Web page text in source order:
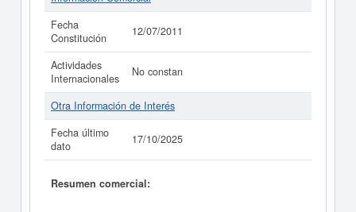
Fecha
Constitución
12/07/2011
Actividades
Internacionales
No constan
Otra Información de Interés
Fecha último
dato
17/10/2025
Resumen comercial: